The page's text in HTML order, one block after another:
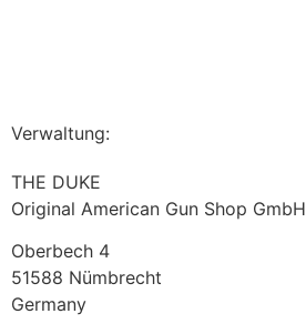
Verwaltung:
THE DUKE
Original American Gun Shop GmbH
Oberbech 4
51588 Nümbrecht
Germany